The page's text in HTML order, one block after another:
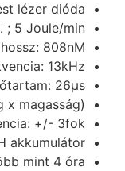
lézer dióda
; 5 Joule/min
808nM
13kHz
26μs
x magasság)
+/- 3fok
akkumulátor
mint 4 óra